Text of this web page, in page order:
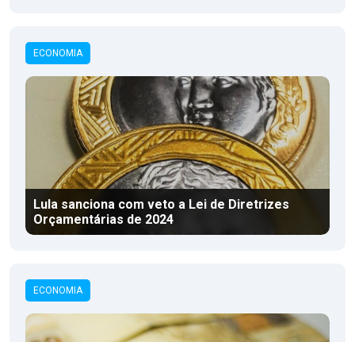
ECONOMIA
Lula sanciona com veto a Lei de Diretrizes
Orçamentárias de 2024
ECONOMIA